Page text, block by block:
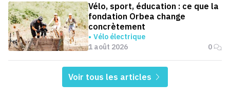
Vélo, sport, éducation : ce que la
fondation Orbea change
concrètement
Vélo électrique
1 août 2026
0
Voir tous les articles